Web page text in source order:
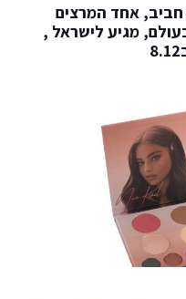
חביב, אחד המרצים
מגיע לישראל ,